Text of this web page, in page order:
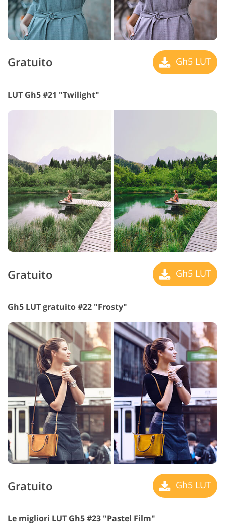
Gratuito Gh5 LUT
LUT Gh5 #21 "Twilight"
Gratuito Gh5 LUT
Gh5 LUT gratuito #22 "Frosty"
Gratuito Gh5 LUT
Le migliori LUT Gh5 #23 "Pastel Film"